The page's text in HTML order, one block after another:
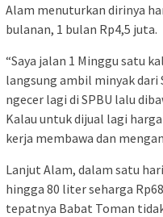
Alam menuturkan dirinya
bulanan, 1 bulan Rp4,5 juta.
“Saya jalan 1 Minggu satu
langsung ambil minyak dari
ngecer lagi di SPBU lalu
Kalau untuk dijual lagi
kerja membawa dan
Lanjut Alam, dalam satu
hingga 80 liter seharga
tepatnya Babat Toman